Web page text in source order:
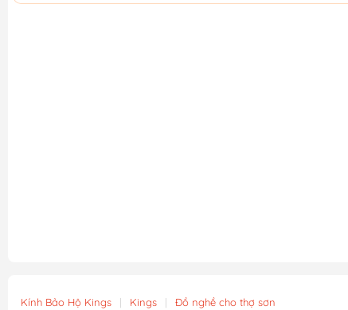
Kính Bảo Hộ Kings | Kings | Đồ nghề cho thợ sơn